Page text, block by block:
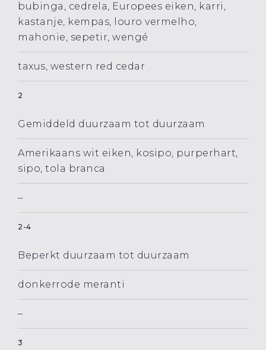
bubinga, cedrela, Europees eiken, karri,
kastanje, kempas, louro vermelho,
mahonie, sepetir, wengé
taxus, western red cedar
2
Gemiddeld duurzaam tot duurzaam
Amerikaans wit eiken, kosipo, purperhart,
sipo, tola branca
–
2-4
Beperkt duurzaam tot duurzaam
donkerrode meranti
–
3